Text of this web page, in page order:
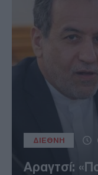
ΔΙΕΘΝΗ
Αραγτσί: